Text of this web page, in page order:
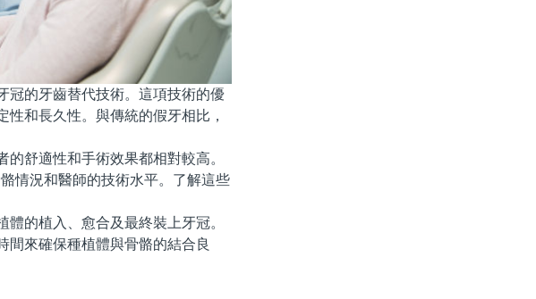
的牙齒替代技術。這項技術的優
和長久性。與傳統的假牙相比，
舒適性和手術效果都相對較高。
情況和醫師的技術水平。了解這些
的植入、愈合及最終裝上牙冠。
間來確保種植體與骨骼的結合良